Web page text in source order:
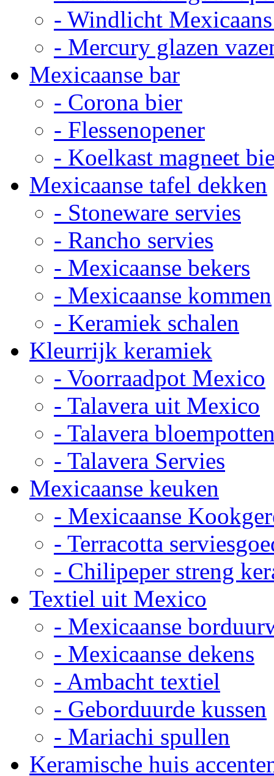
- Windlicht
- Mercury glazen
Mexicaanse bar
- Corona bier
- Flessenopener
- Koelkast magneet
Mexicaanse tafel dekken
- Stoneware servies
- Rancho servies
- Mexicaanse bekers
- Mexicaanse kommen
- Keramiek schalen
Kleurrijk keramiek
- Voorraadpot Mexico
- Talavera uit Mexico
- Talavera
- Talavera Servies
Mexicaanse keuken
- Mexicaanse
- Terracotta
- Chilipeper streng
Textiel uit Mexico
- Mexicaanse
- Mexicaanse dekens
- Ambacht textiel
- Geborduurde kussen
- Mariachi spullen
Keramische huis